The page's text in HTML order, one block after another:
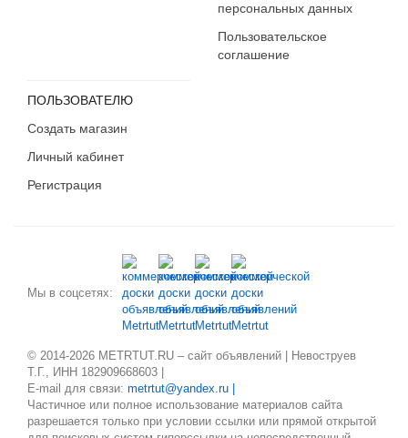
персональных данных
Пользовательское
соглашение
ПОЛЬЗОВАТЕЛЮ
Создать магазин
Личный кабинет
Регистрация
Мы в соцсетях:
© 2014-2026 METRTUT.RU – сайт объявлений | Невоструев
Т.Г., ИНН 182909668603 |
E-mail для связи: metrtut@yandex.ru |
Частичное или полное использование материалов сайта
разрешается только при условии ссылки или прямой открытой